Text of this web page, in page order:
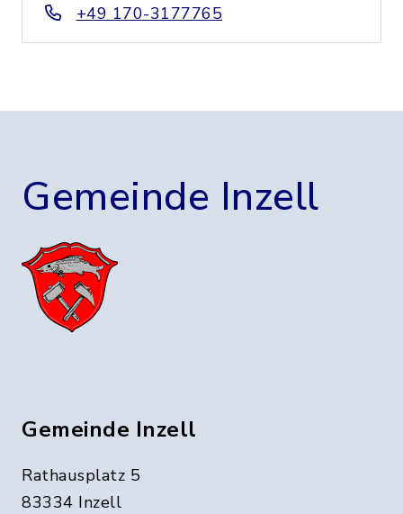
+49 170-3177765
Gemeinde Inzell
Gemeinde Inzell
Rathausplatz 5
83334 Inzell